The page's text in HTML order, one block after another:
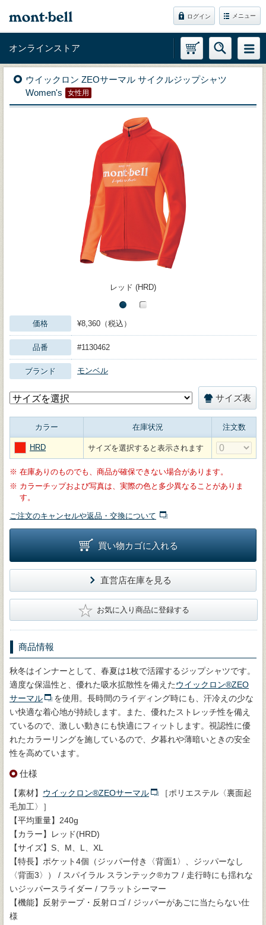
ログイン メニュー
オンラインストア
ウイックロン ZEOサーマル サイクルジップシャツ
Women's
女性用
レッド (HRD)
価格 ¥8,360（税込）
品番 #1130462
ブランド モンベル
サイズ表
カラー 在庫状況 注文数
HRD サイズを選択すると表示されます
※ 在庫ありのものでも、商品が確保できない場合があります。
※ カラーチップおよび写真は、実際の色と多少異なることがありま
す。
ご注文のキャンセルや返品・交換について
買い物カゴに入れる
直営店在庫を見る
★ お気に入り商品に登録する
商品情報
秋冬はインナーとして、春夏は1枚で活躍するジップシャツです。
適度な保温性と、優れた吸水拡散性を備えたウイックロン®ZEO
サーマル
を使用。長時間のライディング時にも、汗冷えの少な
い快適な着心地が持続します。また、優れたストレッチ性を備え
ているので、激しい動きにも快適にフィットします。視認性に優
れたカラーリングを施しているので、夕暮れや薄暗いときの安全
性を高めています。
仕様
【素材】 ウイックロン®ZEOサーマル
［ポリエステル〈裏面起
毛加工〉］
【平均重量】240g
【カラー】レッド(HRD)
【サイズ】S、M、L、XL
【特長】ポケット4個（ジッパー付き〈背面1〉、ジッパーなし
〈背面3〉） / スパイラル スランテック®カフ / 走行時にも揺れな
いジッパースライダー / フラットシーマー
【機能】反射テープ・反射ロゴ / ジッパーがあごに当たらない仕
様